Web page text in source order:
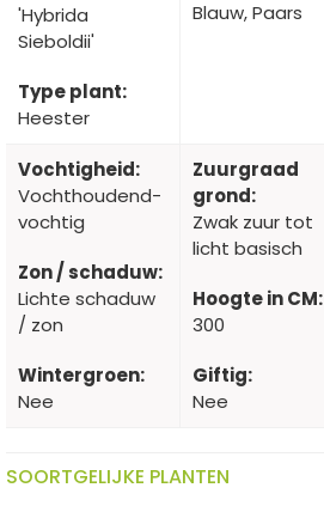
'Hybrida
Sieboldii'
Type plant:
Heester
Blauw, Paars
Vochtigheid:
Vochthoudend-
vochtig
Zon / schaduw:
Lichte schaduw
/ zon
Wintergroen:
Nee
Zuurgraad
grond:
Zwak zuur tot
licht basisch
Hoogte in CM:
300
Giftig:
Nee
SOORTGELIJKE PLANTEN